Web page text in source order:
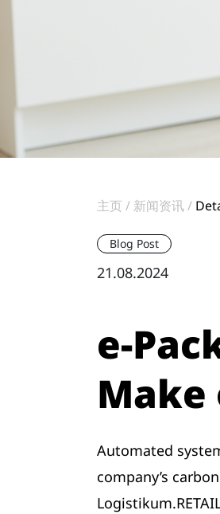
主页 新闻资讯
Blog Post
21.08.2024
e-
Make
Automated
company’s